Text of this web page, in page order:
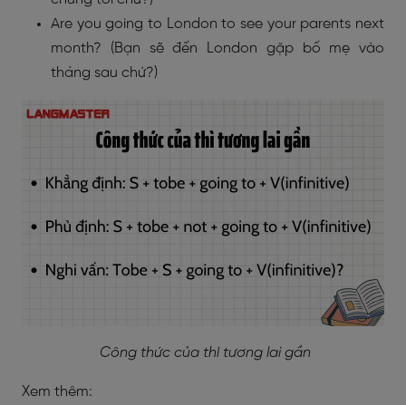
Are you going to London to see your parents next
month? (Bạn sẽ đến London gặp bố mẹ vào
tháng sau chứ?)
Công thức của thì tương lai gần
Xem thêm: